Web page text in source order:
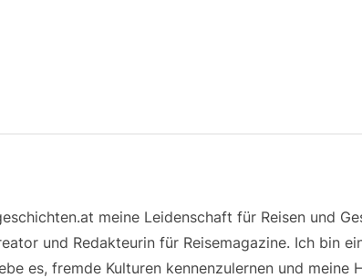
meine Leidenschaft für Reisen und
und Redakteurin für Reisemagazine. Ich bin
es, fremde Kulturen kennenzulernen und meine